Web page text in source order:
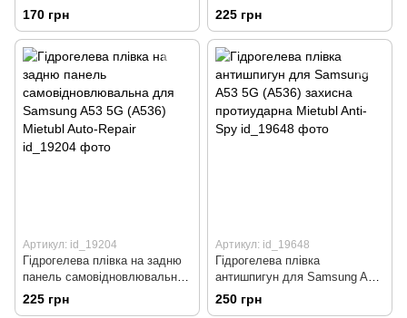
A53 5G (A536) Mietubl Matte
170 грн
Samsung A53 5G (A536)
Mietubl Auto-Repair
225 грн
Артикул: id_19204
Гідрогелева плівка на задню
панель самовідновлювальна
для Samsung A53 5G (A536)
Mietubl Auto-Repair
225 грн
Артикул: id_19648
Гідрогелева плівка
антишпигун для Samsung A53
5G (A536) захисна
протиударна Mietubl Anti-Spy
250 грн